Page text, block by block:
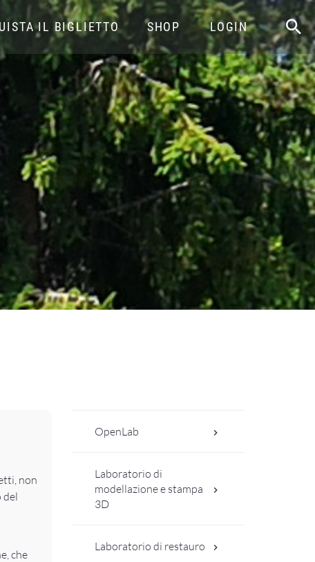
IL BIGLIETTO SHOP LOGIN
non
del
che
OpenLab
Laboratorio di
modellazione e stampa
3D
Laboratorio di restauro